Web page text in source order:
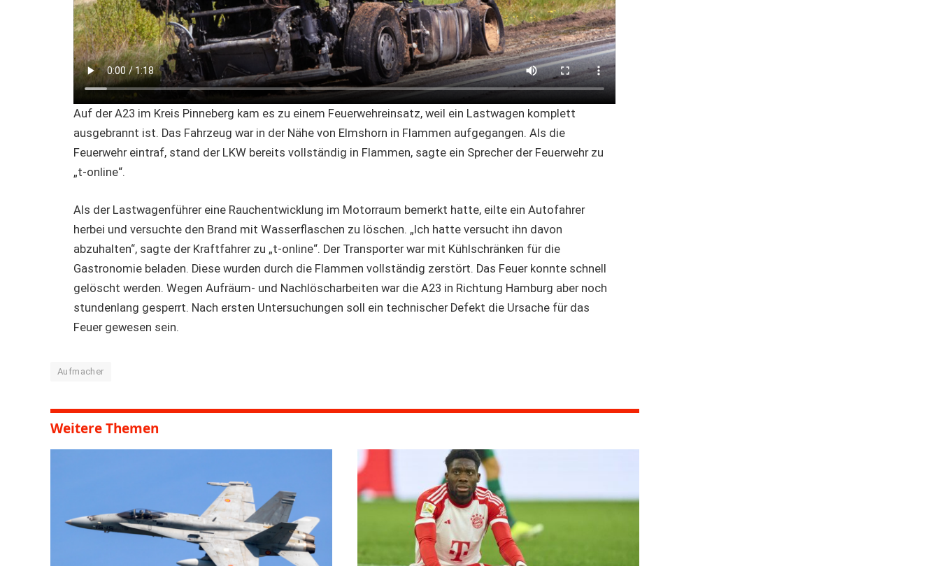
Auf der A23 im Kreis Pinneberg kam es zu einem Feuerwehreinsatz, weil ein Lastwagen komplett
ausgebrannt ist. Das Fahrzeug war in der Nähe von Elmshorn in Flammen aufgegangen. Als die
Feuerwehr eintraf, stand der LKW bereits vollständig in Flammen, sagte ein Sprecher der Feuerwehr zu
„t-online“.
Als der Lastwagenführer eine Rauchentwicklung im Motorraum bemerkt hatte, eilte ein Autofahrer
herbei und versuchte den Brand mit Wasserflaschen zu löschen. „Ich hatte versucht ihn davon
abzuhalten“, sagte der Kraftfahrer zu „t-online“. Der Transporter war mit Kühlschränken für die
Gastronomie beladen. Diese wurden durch die Flammen vollständig zerstört. Das Feuer konnte schnell
gelöscht werden. Wegen Aufräum- und Nachlöscharbeiten war die A23 in Richtung Hamburg aber noch
stundenlang gesperrt. Nach ersten Untersuchungen soll ein technischer Defekt die Ursache für das
Feuer gewesen sein.
Aufmacher
Weitere Themen